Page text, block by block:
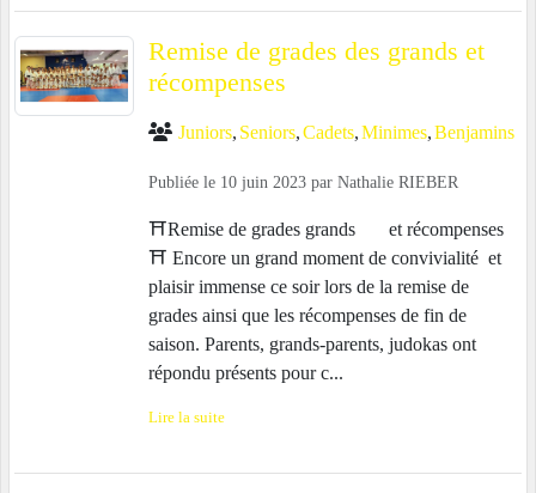
Remise de grades des grands et
récompenses
Juniors Seniors Cadets Minimes Benjamins
Publiée le 10 juin 2023 par Nathalie RIEBER
⛩️Remise de grades grands et récompenses
⛩️ Encore un grand moment de convivialité et
plaisir immense ce soir lors de la remise de
grades ainsi que les récompenses de fin de
saison. Parents, grands-parents, judokas ont
répondu présents pour c...
Lire la suite